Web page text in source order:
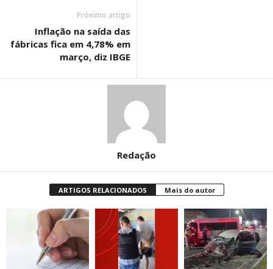
Próximo artigo
Inflação na saída das
fábricas fica em 4,78% em
março, diz IBGE
Redação
ARTIGOS RELACIONADOS Mais do autor